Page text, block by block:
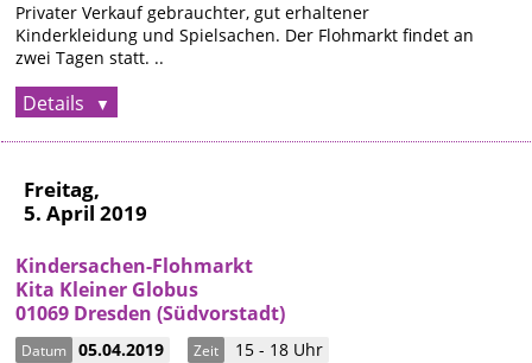
Privater Verkauf gebrauchter, gut erhaltener
Kinderkleidung und Spielsachen. Der Flohmarkt findet an
zwei Tagen statt. ..
Details
Freitag,
5. April 2019
Kindersachen-Flohmarkt
Kita Kleiner Globus
01069 Dresden (Südvorstadt)
Datum 05.04.2019 Zeit 15 - 18 Uhr